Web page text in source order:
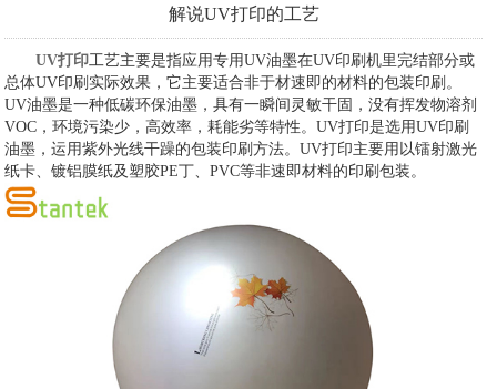
解说UV打印的工艺
UV打印工艺主要是指应用专用UV油墨在UV印刷机里完结部分或
总体UV印刷实际效果，它主要适合非于材速即的材料的包装印刷。
UV油墨是一种低碳环保油墨，具有一瞬间灵敏干固，没有挥发物溶剂
VOC，环境污染少，高效率，耗能劣等特性。UV打印是选用UV印刷
油墨，运用紫外光线干躁的包装印刷方法。UV打印主要用以镭射激光
纸卡、镀铝膜纸及塑胶PE丁、PVC等非速即材料的印刷包装。